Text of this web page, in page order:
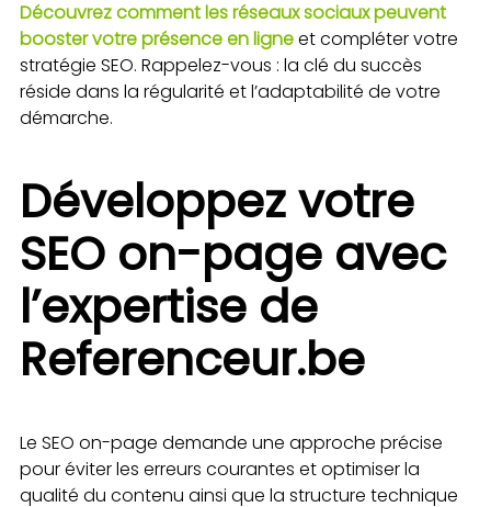
Découvrez comment les réseaux sociaux peuvent
booster votre présence en ligneet compléter votre
stratégie SEO. Rappelez-vous : la clé du succès
réside dans la régularité et l’adaptabilité de votre
démarche.
Développez votre
SEO on-page avec
l’expertise de
Referenceur.be
Le SEO on-page demande une approche précise
pour éviter les erreurs courantes et optimiser la
qualité du contenu ainsi que la structure technique